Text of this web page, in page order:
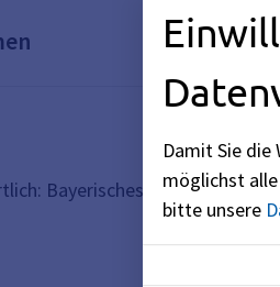
Bayerisches
Damit Sie
möglichst
bitte unsere